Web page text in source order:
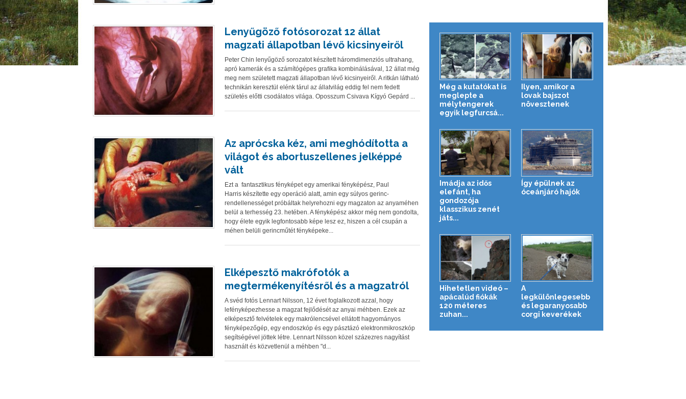
Lenyűgöző fotósorozat 12 állat
magzati állapotban lévő kicsinyeiről
Peter Chin lenyűgöző sorozatot készített háromdimenziós ultrahang,
apró kamerák és a számítógépes grafika kombinálásával, 12 állat még
meg nem született magzati állapotban lévő kicsinyeiről. A ritkán látható
technikán keresztül elénk tárul az állatvilág eddig fel nem fedett
születés előtti csodálatos világa. Oposszum Csivava Kígyó Gepárd ...
Az aprócska kéz, ami meghódította a
világot és abortuszellenes jelképpé
vált
Ezt a fantasztikus fényképet egy amerikai fényképész, Paul
Harris készítette egy operáció alatt, amin egy súlyos gerinc-
rendellenességet próbáltak helyrehozni egy magzaton az anyaméhen
belül a terhesség 23. hetében. A fényképész akkor még nem gondolta,
hogy élete egyik legfontosabb képe lesz ez, hiszen a cél csupán a
méhen belüli gerincműtét fényképeke...
Elképesztő makrófotók a
megtermékenyítésről és a magzatról
A svéd fotós Lennart Nilsson, 12 évet foglalkozott azzal, hogy
lefényképezhesse a magzat fejlődését az anyai méhben. Ezek az
elképesztő felvételek egy makrólencsével ellátott hagyományos
fényképezőgép, egy endoszkóp és egy pásztázó elektronmikroszkóp
segítségével jöttek létre. Lennart Nilsson közel százezres nagyítást
használt és közvetlenül a méhben "d...
Még a kutatókat is
meglepte a
mélytengerek
egyik legfurcsá...
Ilyen, amikor a
lovak bajszot
növesztenek
Imádja az idős
elefánt, ha
gondozója
klasszikus zenét
játs...
Így épülnek az
óceánjáró hajók
Hihetetlen videó –
apácalúd fiókák
120 méteres
zuhan...
A
legkülönlegesebb
és legaranyosabb
corgi keverékek